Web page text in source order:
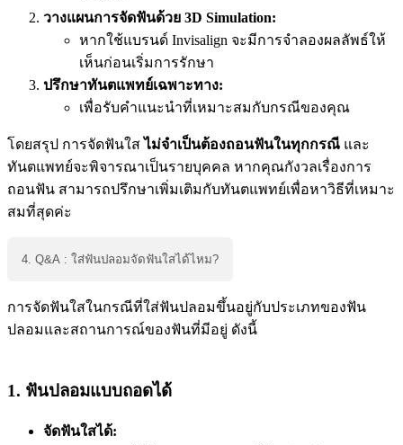
วางแผนการจัดฟันด้วย 3D Simulation:
หากใช้แบรนด์ Invisalign จะมีการจำลองผลลัพธ์ให้
เห็นก่อนเริ่มการรักษา
ปรึกษาทันตแพทย์เฉพาะทาง:
เพื่อรับคำแนะนำที่เหมาะสมกับกรณีของคุณ
โดยสรุป การจัดฟันใสไม่จำเป็นต้องถอนฟันในทุกกรณี และ
ทันตแพทย์จะพิจารณาเป็นรายบุคคล หากคุณกังวลเรื่องการ
ถอนฟัน สามารถปรึกษาเพิ่มเติมกับทันตแพทย์เพื่อหาวิธีที่เหมาะ
สมที่สุดค่ะ
4. Q&A : ใส่ฟันปลอมจัดฟันใสได้ไหม?
การจัดฟันใสในกรณีที่ใส่ฟันปลอมขึ้นอยู่กับประเภทของฟัน
ปลอมและสถานการณ์ของฟันที่มีอยู่ ดังนี้
1. ฟันปลอมแบบถอดได้
จัดฟันใสได้: